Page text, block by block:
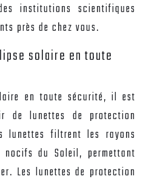
institutions scientifiques
près de chez vous.
solaire en toute
en toute sécurité, il est
de lunettes de protection
lunettes filtrent les rayons
du Soleil, permettant
Les lunettes de protection